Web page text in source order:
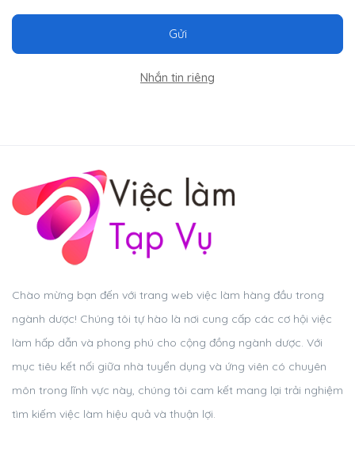
Gửi
Nhắn tin riêng
Chào mừng bạn đến với trang web việc làm hàng đầu trong
ngành dược! Chúng tôi tự hào là nơi cung cấp các cơ hội việc
làm hấp dẫn và phong phú cho cộng đồng ngành dược. Với
mục tiêu kết nối giữa nhà tuyển dụng và ứng viên có chuyên
môn trong lĩnh vực này, chúng tôi cam kết mang lại trải nghiệm
tìm kiếm việc làm hiệu quả và thuận lợi.